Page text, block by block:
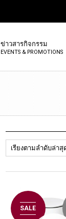
ข่าวสารกิจกรรม
EVENTS & PROMOTIONS
SALE